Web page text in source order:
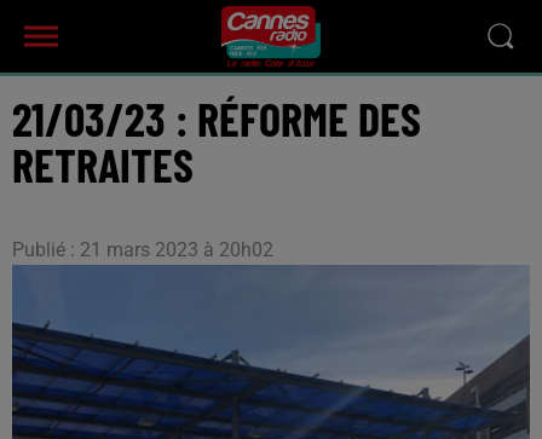
21/03/23 : RÉFORME DES
RETRAITES
Publié : 21 mars 2023 à 20h02